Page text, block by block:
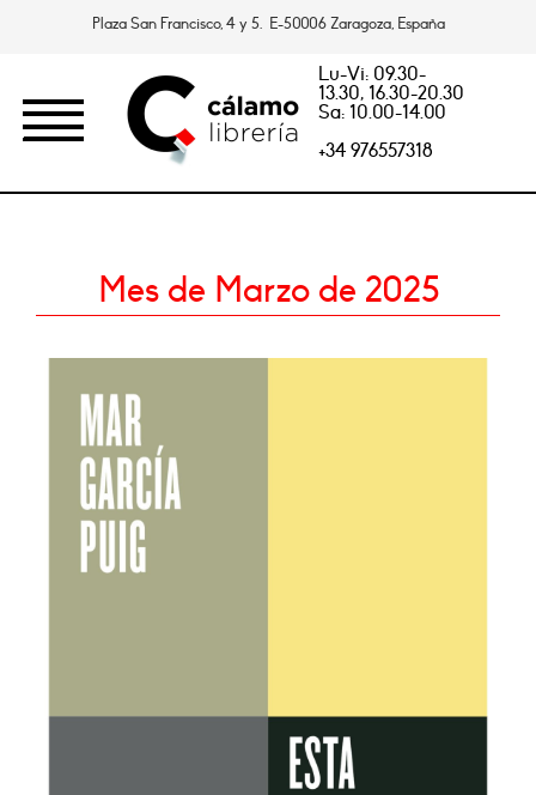
Plaza San Francisco, 4 y 5. E-50006 Zaragoza, España
Lu-Vi: 09.30-
13.30, 16.30-20.30
Sa: 10.00-14.00
+34 976557318
Mes de Marzo de 2025